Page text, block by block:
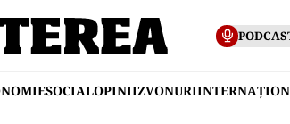
SOCIALOPINIIZVONURI